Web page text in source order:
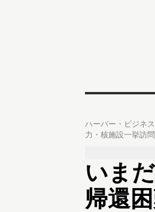
ハーバー・ビジネ
力・核施設一挙訪
いま
帰還